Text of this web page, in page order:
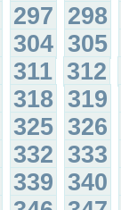
297 298
304 305
311 312
318 319
325 326
332 333
339 340